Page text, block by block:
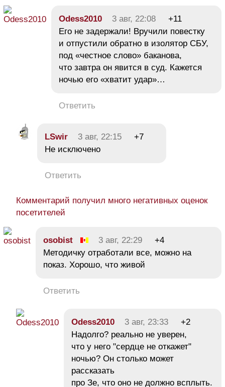
Odess2010 3 авг, 22:08
+11
Его не задержали! Вручили повестку
и отпустили обратно в изолятор СБУ,
под «честное слово» баканова,
что завтра он явится в суд. Кажется
ночью его «хватит удар»…
Ответить
LSwir 3 авг, 22:15
+7
Не исключено
Ответить
Комментарий получил много негативных оценок
посетителей
osobist 3 авг, 22:29
+4
Методичку отработали все, можно на
показ. Хорошо, что живой
Ответить
Odess2010 3 авг, 23:33
+2
Надолго? реально не уверен,
что у него "сердце не откажет"
ночью? Он столько может
рассказать
про Зе, что оно не должно всплыть.